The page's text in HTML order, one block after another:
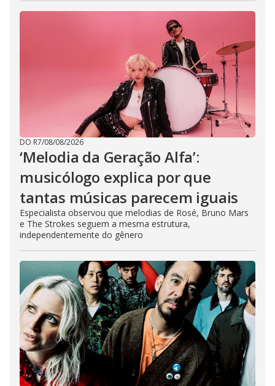
DO R7/08/08/2026
‘Melodia da Geração Alfa’:
musicólogo explica por que
tantas músicas parecem iguais
Especialista observou que melodias de Rosé, Bruno Mars
e The Strokes seguem a mesma estrutura,
independentemente do gênero